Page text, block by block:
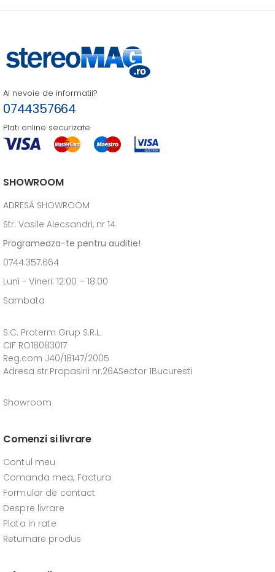
Ai nevoie de informatii?
0744357664
Plati online securizate
SHOWROOM
ADRESĂ SHOWROOM
Str. Vasile Alecsandri, nr 14
Programeaza-te pentru auditie!
0744.357.664
Luni - Vineri: 12:00 – 18.00
Sambata
S.C. Proterm Grup S.R.L.
CIF RO18083017
Reg.com J40/18147/2005
Adresa str.Propasirii nr.26ASector 1Bucuresti
Showroom
Comenzi si livrare
Contul meu
Comanda mea, Factura
Formular de contact
Despre livrare
Plata in rate
Returnare produs